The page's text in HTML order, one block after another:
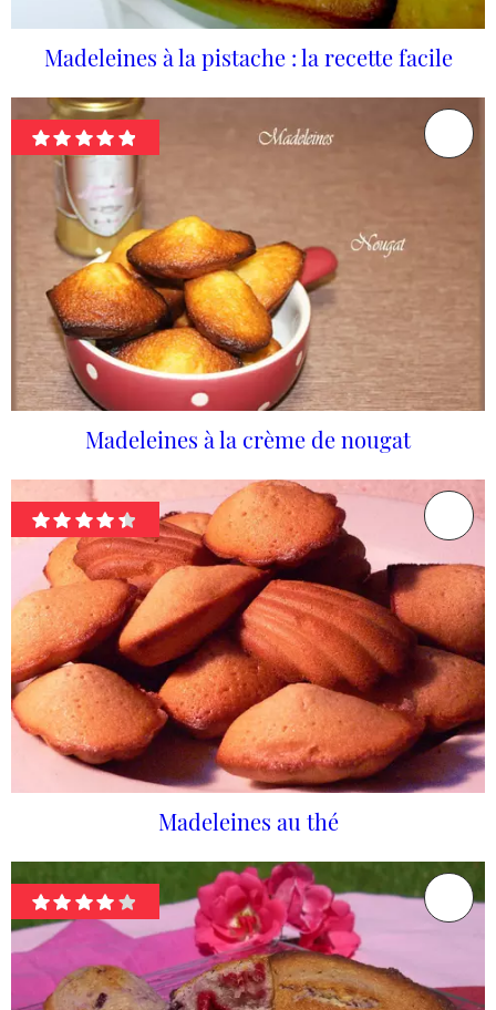
Madeleines à la pistache : la recette facile
Madeleines à la crème de nougat
Madeleines au thé